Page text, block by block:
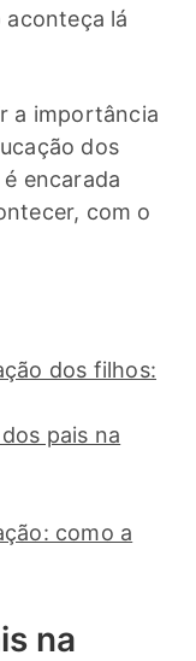
aconteça lá
a importância
dos
encarada
com o
dos filhos:
pais na
como a
na